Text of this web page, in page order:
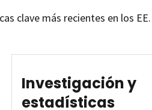
clave más recientes en los
Investigación y
estadísticas